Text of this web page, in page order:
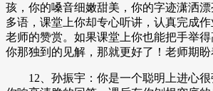
孩，你的嗓音细嫩甜美，你的字迹潇洒
多语，课堂上你却专心听讲，认真完成
老师的赞赏。如果课堂上你也能把手举
你那独到的见解，那就更好了！老师期盼
12、孙振宇：你是一个聪明上进心很